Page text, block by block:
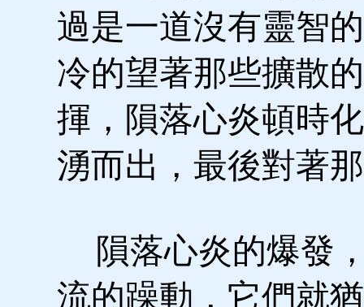
過是一道沒有靈智
冷的望著那些擴散
揮，隕落心炎頓時
湧而出，最後對著
隕落心炎的爆發
流的躁動，它們就